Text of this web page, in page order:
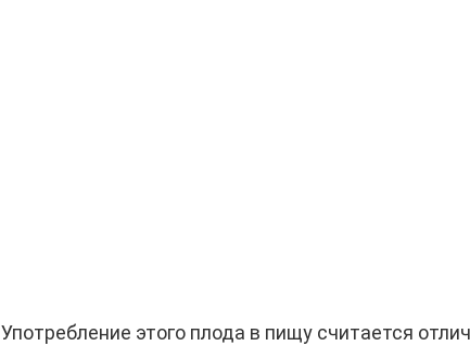
Употребление этого плода в пищу считается